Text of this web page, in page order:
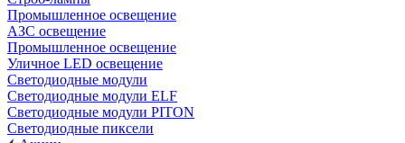
Промышленное освещение
АЗС освещение
Промышленное освещение
Уличное LED освещение
Светодиодные модули
Светодиодные модули ELF
Светодиодные модули PITON
Светодиодные пиксели